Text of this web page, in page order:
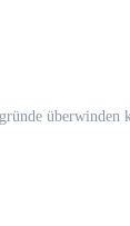
überwinden